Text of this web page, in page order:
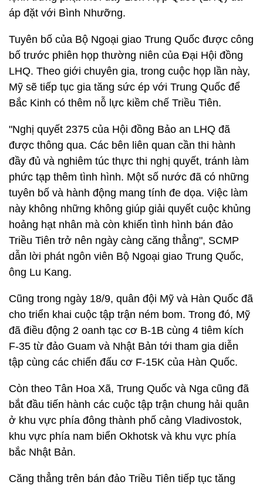
áp đặt với Bình Nhưỡng.
Tuyên bố của Bộ Ngoại giao Trung Quốc được công
bố trước phiên họp thường niên của Đại Hội đồng
LHQ. Theo giới chuyên gia, trong cuộc họp lần này,
Mỹ sẽ tiếp tục gia tăng sức ép với Trung Quốc để
Bắc Kinh có thêm nỗ lực kiềm chế Triều Tiên.
"Nghị quyết 2375 của Hội đồng Bảo an LHQ đã
được thông qua. Các bên liên quan cần thi hành
đầy đủ và nghiêm túc thực thi nghị quyết, tránh làm
phức tạp thêm tình hình. Một số nước đã có những
tuyên bố và hành động mang tính đe dọa. Việc làm
này không những không giúp giải quyết cuộc khủng
hoảng hạt nhân mà còn khiến tình hình bán đảo
Triều Tiên trở nên ngày càng căng thẳng", SCMP
dẫn lời phát ngôn viên Bộ Ngoại giao Trung Quốc,
ông Lu Kang.
Cũng trong ngày 18/9, quân đội Mỹ và Hàn Quốc đã
cho triển khai cuộc tập trận ném bom. Trong đó, Mỹ
đã điều động 2 oanh tạc cơ B-1B cùng 4 tiêm kích
F-35 từ đảo Guam và Nhật Bản tới tham gia diễn
tập cùng các chiến đấu cơ F-15K của Hàn Quốc.
Còn theo Tân Hoa Xã, Trung Quốc và Nga cũng đã
bắt đầu tiến hành các cuộc tập trận chung hải quân
ở khu vực phía đông thành phố cảng Vladivostok,
khu vực phía nam biển Okhotsk và khu vực phía
bắc Nhật Bản.
Căng thẳng trên bán đảo Triều Tiên tiếp tục tăng